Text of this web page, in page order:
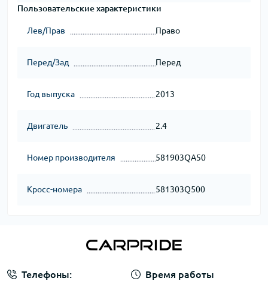
Пользовательские характеристики
Лев/Прав Право
Перед/Зад Перед
Год выпуска 2013
Двигатель 2.4
Номер производителя 581903QA50
Кросс-номера 581303Q500
Телефоны: Время работы